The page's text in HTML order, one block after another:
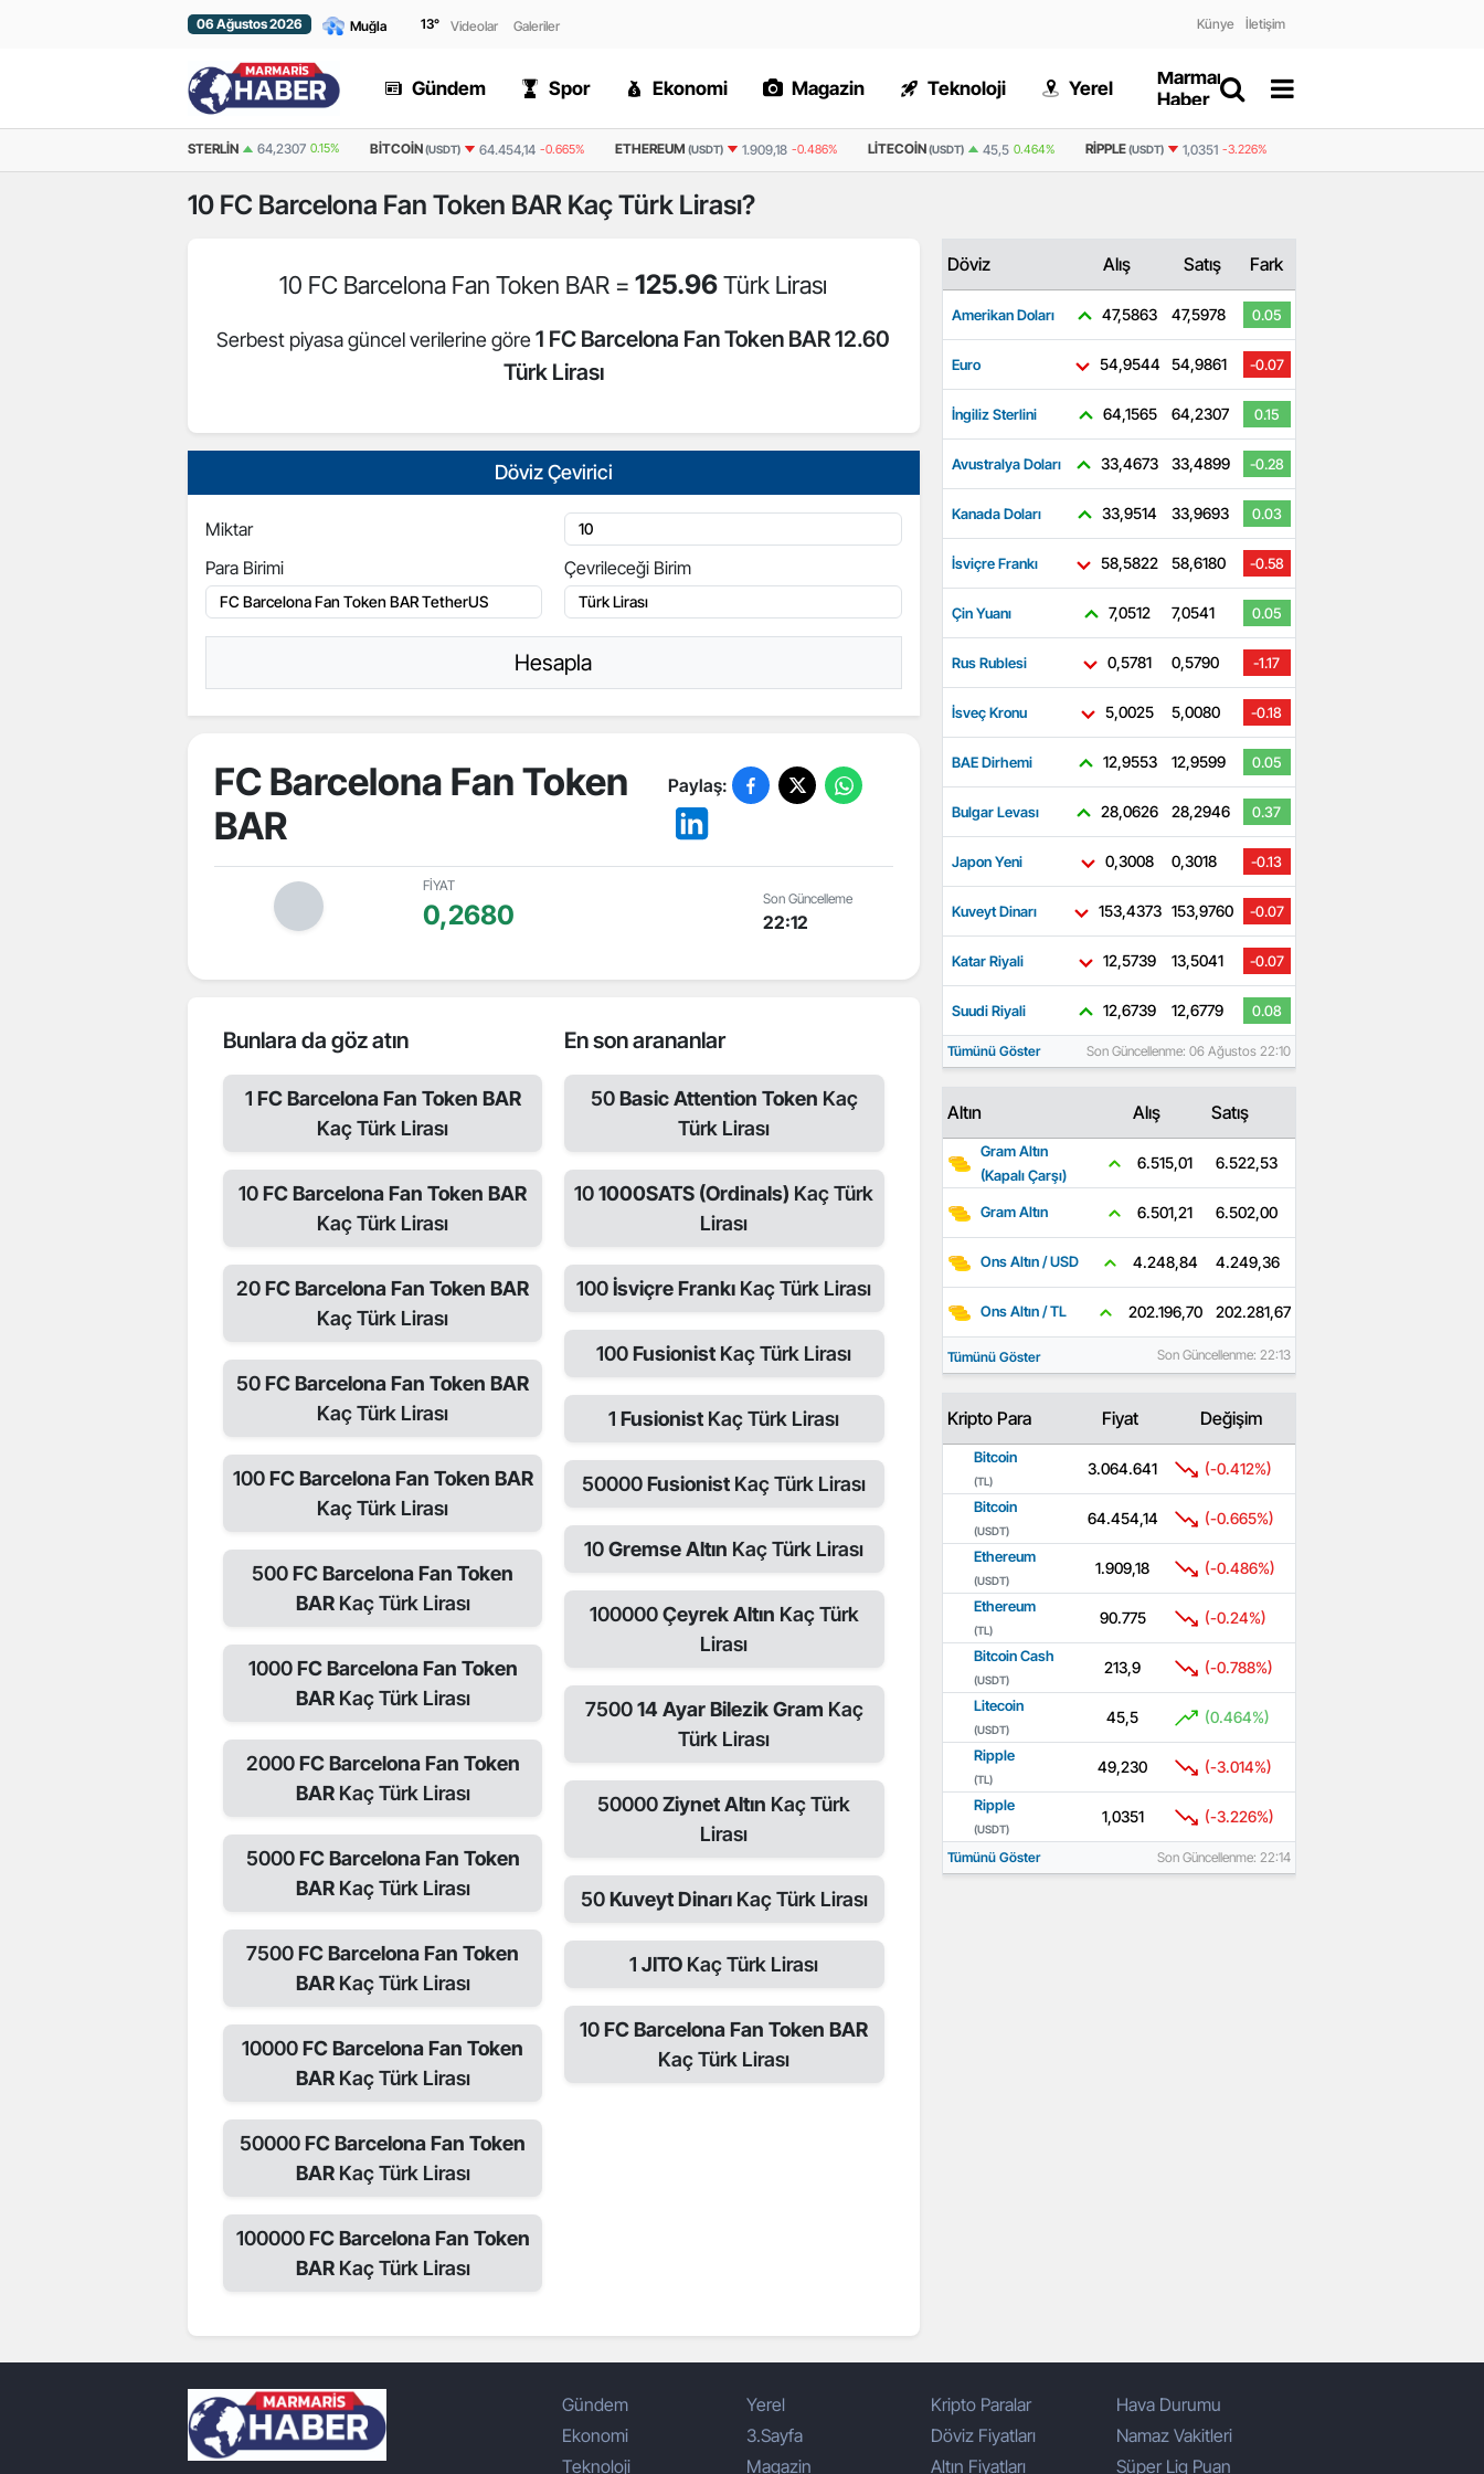
06 Ağustos 2026 13° Videolar Galeriler Künye İletişim
Gündem Spor Ekonomi Magazin Teknoloji Yerel
Marmaris
Haber
STERLIN 64,2307 0.15% BITCOIN(USDT) 64.454,14 -0.665% ETHEREUM (USDT) 1.909,18 -0.486% LITECOIN(USDT) 45,5 0.464% RIPPLE(USDT) 1,0351 -3.226%
10 FC Barcelona Fan Token BAR Kaç Türk Lirası?
10 FC Barcelona Fan Token BAR =125.96Türk Lirası
Serbest piyasa güncel verilerine göre1 FC Barcelona Fan Token BAR 12.60
Türk Lirası
Döviz Çevirici
Miktar
Para Birimi
Çevrileceği Birim
Hesapla
FC Barcelona Fan Token
BAR
Paylaş:
FİYAT
0,2680
Son Güncelleme
22:12
Bunlara da göz atın
1 FC Barcelona Fan Token BAR
Kaç Türk Lirası
10FC Barcelona Fan Token BAR
Kaç Türk Lirası
20FC Barcelona Fan Token BAR
Kaç Türk Lirası
50FC Barcelona Fan Token BAR
Kaç Türk Lirası
100FC Barcelona Fan Token BAR
Kaç Türk Lirası
500FC Barcelona Fan Token
BAR Kaç Türk Lirası
1000FC Barcelona Fan Token
BAR Kaç Türk Lirası
2000FC Barcelona Fan Token
BAR Kaç Türk Lirası
5000FC Barcelona Fan Token
BAR Kaç Türk Lirası
7500FC Barcelona Fan Token
BAR Kaç Türk Lirası
10000FC Barcelona Fan Token
BAR Kaç Türk Lirası
50000FC Barcelona Fan Token
BAR Kaç Türk Lirası
100000FC Barcelona Fan Token
BAR Kaç Türk Lirası
En son arananlar
50Basic Attention Token Kaç
Türk Lirası
101000SATS (Ordinals) Kaç Türk
Lirası
100İsviçre Frankı Kaç Türk Lirası
100Fusionist Kaç Türk Lirası
1Fusionist Kaç Türk Lirası
50000Fusionist Kaç Türk Lirası
10Gremse Altın Kaç Türk Lirası
100000Çeyrek Altın Kaç Türk
Lirası
750014 Ayar Bilezik Gram Kaç
Türk Lirası
50000Ziynet Altın Kaç Türk
Lirası
50Kuveyt DinarıKaç Türk Lirası
1JITO Kaç Türk Lirası
10FC Barcelona Fan Token BAR
Kaç Türk Lirası
Döviz Alış Satış Fark
Amerikan Doları 47,5863 47,5978 0.05
Euro 54,9544 54,9861 -0.07
İngiliz Sterlini 64,1565 64,2307 0.15
Avustralya Doları 33,4673 33,4899 -0.28
Kanada Doları 33,9514 33,9693 0.03
İsviçre Frankı 58,5822 58,6180 -0.58
Çin Yuanı 7,0512 7,0541 0.05
Rus Rublesi 0,5781 0,5790 -1.17
İsveç Kronu 5,0025 5,0080 -0.18
BAE Dirhemi 12,9553 12,9599 0.05
Bulgar Levası 28,0626 28,2946 0.37
Japon Yeni 0,3008 0,3018 -0.13
Kuveyt Dinarı 153,4373 153,9760 -0.07
Katar Riyali 12,5739 13,5041 -0.07
Suudi Riyali 12,6739 12,6779 0.08
Tümünü Göster Son Güncellenme: 06 Ağustos 22:10
Altın Alış Satış
Gram Altın
(Kapalı Çarşı)
6.515,01 6.522,53
Gram Altın 6.501,21 6.502,00
Ons Altın / USD 4.248,84 4.249,36
Ons Altın / TL 202.196,70 202.281,67
Tümünü Göster Son Güncellenme: 22:13
Kripto Para Fiyat Değişim
Bitcoin
(TL)
3.064.641 (-0.412%)
Bitcoin
(USDT)
64.454,14 (-0.665%)
Ethereum
(USDT)
1.909,18 (-0.486%)
Ethereum
(TL)
90.775 (-0.24%)
Bitcoin Cash
(USDT)
213,9 (-0.788%)
Litecoin
(USDT)
45,5 (0.464%)
Ripple
(TL)
49,230 (-3.014%)
Ripple
(USDT)
1,0351 (-3.226%)
Tümünü Göster Son Güncellenme: 22:14
Gündem
Ekonomi
Teknoloji
Yerel
3.Sayfa
Magazin
Kripto Paralar
Döviz Fiyatları
Altın Fiyatları
Hava Durumu
Namaz Vakitleri
Süper Lig Puan